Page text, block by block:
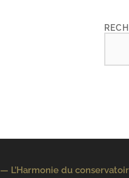
— L’Harmonie du